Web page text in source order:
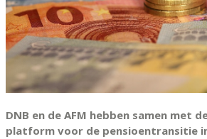
DNB en de AFM hebben samen met
platform voor de pensioentransitie